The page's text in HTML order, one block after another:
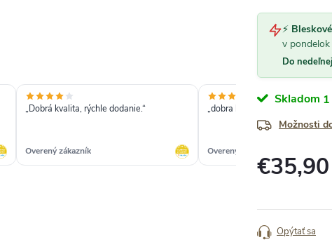
„Dobrá kvalita, rýchle dodanie.“
Overený zákazník
„dobra komunikacia, rychle
Overený zákazník
⚡
v
Do
Skladom
Možnosti
€35,90
Opýtať sa